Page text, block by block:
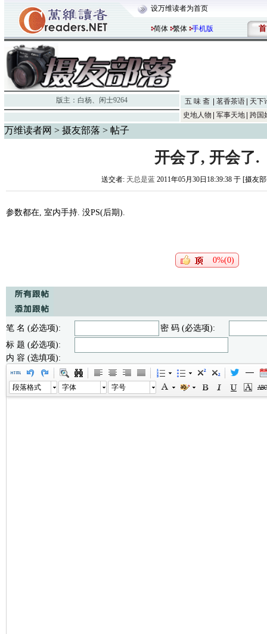
设万维读者为首页
简体 繁体 手机版 首
版主： 白杨、 闲士9264 五 味 斋 茗香茶语
天下
史地人物
军事天地 跨国
万维读者网 > 摄友部落 > 帖子
开会了, 开会了.
送交者: 天总是蓝2011年05月30日18:39:38 于 [摄友
参数都在, 室内手持. 没PS(后期).
0%(0)
笔 名 (必选项):
密 码 (必选项):
标 题 (必选项):
内 容 (选填项):
段落格式 字体 字号